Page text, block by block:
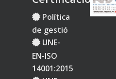
Política
de gestió
UNE-
EN-ISO
14001:2015